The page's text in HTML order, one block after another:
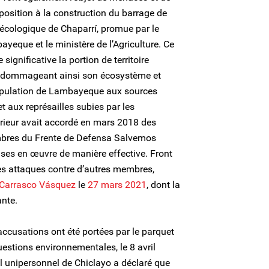
à la construction du barrage de
de Chaparrí, promue par le
et le ministère de l’Agriculture. Ce
significative la portion de territoire
ainsi son écosystème et
de Lambayeque aux sources
aux représailles subies par les
avait accordé en mars 2018 des
du Frente de Defensa Salvemos
en œuvre de manière effective. Front
attaques contre d’autres membres,
Vásquez le 27 mars 2021 , dont la
ont été portées par le parquet
environnementales, le 8 avril
de Chiclayo a déclaré que